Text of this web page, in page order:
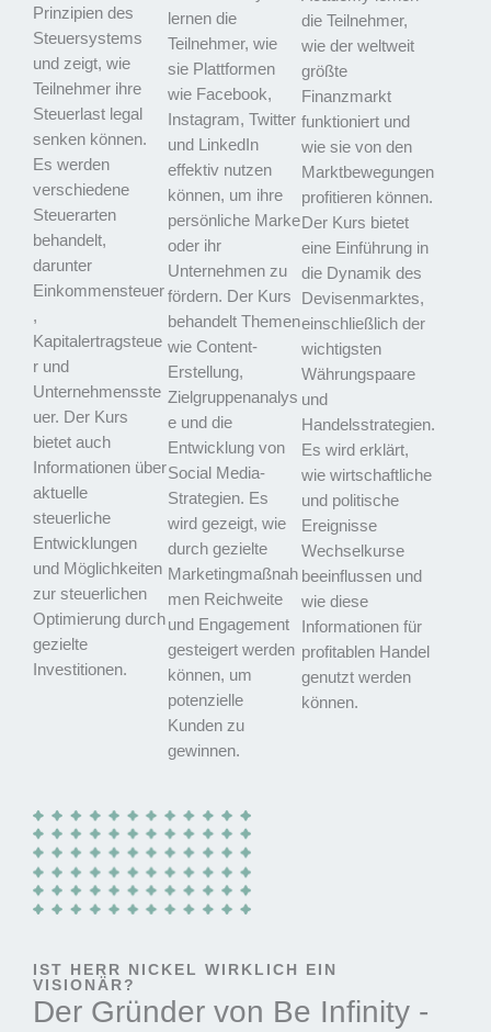
Prinzipien des
Steuersystems
und zeigt, wie
Teilnehmer ihre
Steuerlast legal
senken können.
Es werden
verschiedene
Steuerarten
behandelt,
darunter
Einkommensteuer
,
Kapitalertragsteue
r und
Unternehmensste
uer. Der Kurs
bietet auch
Informationen über
aktuelle
steuerliche
Entwicklungen
und Möglichkeiten
zur steuerlichen
Optimierung durch
gezielte
Investitionen.
lernen die
Teilnehmer, wie
sie Plattformen
wie Facebook,
Instagram, Twitter
und LinkedIn
effektiv nutzen
können, um ihre
persönliche Marke
oder ihr
Unternehmen zu
fördern. Der Kurs
behandelt Themen
wie Content-
Erstellung,
Zielgruppenanalys
e und die
Entwicklung von
Social Media-
Strategien. Es
wird gezeigt, wie
durch gezielte
Marketingmaßnah
men Reichweite
und Engagement
gesteigert werden
können, um
potenzielle
Kunden zu
gewinnen.
die Teilnehmer,
wie der weltweit
größte
Finanzmarkt
funktioniert und
wie sie von den
Marktbewegungen
profitieren können.
Der Kurs bietet
eine Einführung in
die Dynamik des
Devisenmarktes,
einschließlich der
wichtigsten
Währungspaare
und
Handelsstrategien.
Es wird erklärt,
wie wirtschaftliche
und politische
Ereignisse
Wechselkurse
beeinflussen und
wie diese
Informationen für
profitablen Handel
genutzt werden
können.
IST HERR NICKEL WIRKLICH EIN
VISIONÄR?
Der Gründer von Be Infinity -